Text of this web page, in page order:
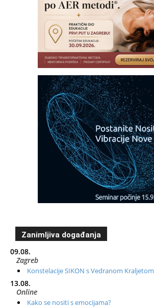
Zanimljiva događanja
09.08.
Zagreb
Konstelacije SIKON s Vedranom Kraljetom
13.08.
Online
Kako se nositi s emocijama?